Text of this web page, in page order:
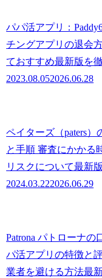
パパ活アプリ：
チングアプリの退会
ておすすめ最新版を
2023.08.052026.06.28
ペイターズ（paters）
と手順 審査にかかる
リスクについて最新
2024.03.222026.06.29
Patrona パトローナの
パ活アプリの特徴と
業者を避ける方法最